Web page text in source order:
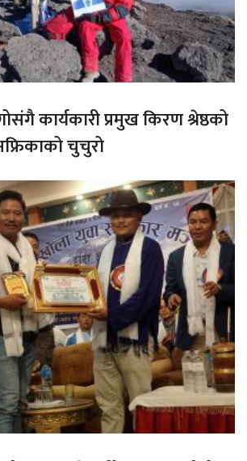
कार्यकारी प्रमुख किरण श्रेष्ठको
चुचुरो